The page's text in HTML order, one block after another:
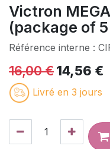
Victron
(package of
Référence interne :
16,00€14,56 €
Livré en 3 jours